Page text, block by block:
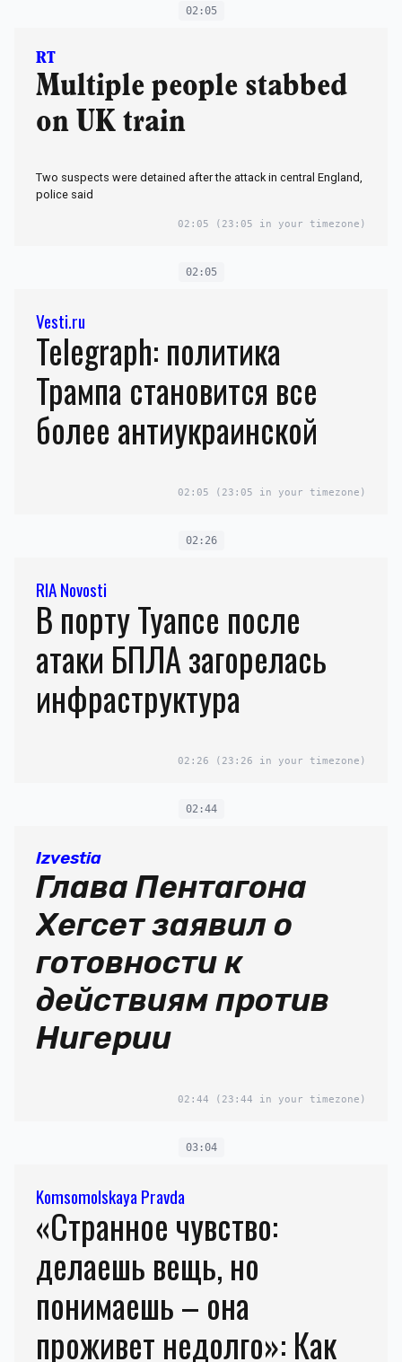
02:05
RT
Multiple people stabbed
on UK train
Two suspects were detained after the attack in central England,
police said
02:05 (23:05 in your timezone)
02:05
Vesti.ru
Telegraph: политика
Трампа становится все
более антиукраинской
02:05 (23:05 in your timezone)
02:26
RIA Novosti
В порту Туапсе после
атаки БПЛА загорелась
инфраструктура
02:26 (23:26 in your timezone)
02:44
Izvestia
Глава Пентагона
Хегсет заявил о
готовности к
действиям против
Нигерии
02:44 (23:44 in your timezone)
03:04
Komsomolskaya Pravda
«Странное чувство:
делаешь вещь, но
понимаешь – она
проживет недолго»: Как